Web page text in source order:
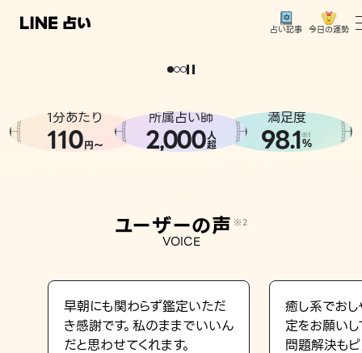
占い記事 今日の運勢
相談事例
どうせなら
。
1分あたり
110円〜
所属占い師
2,000人
超
満足度
98.1※1
%
ユーザーの声 ※2
VOICE
早朝にも関わらず鑑定いただ
き感謝です。私のままでいいん
だと思わせてくれます。
癒し系でおし
定をお願い
問題解決もピ